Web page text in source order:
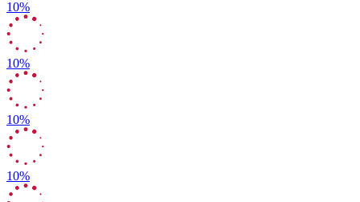
10%
10%
10%
10%